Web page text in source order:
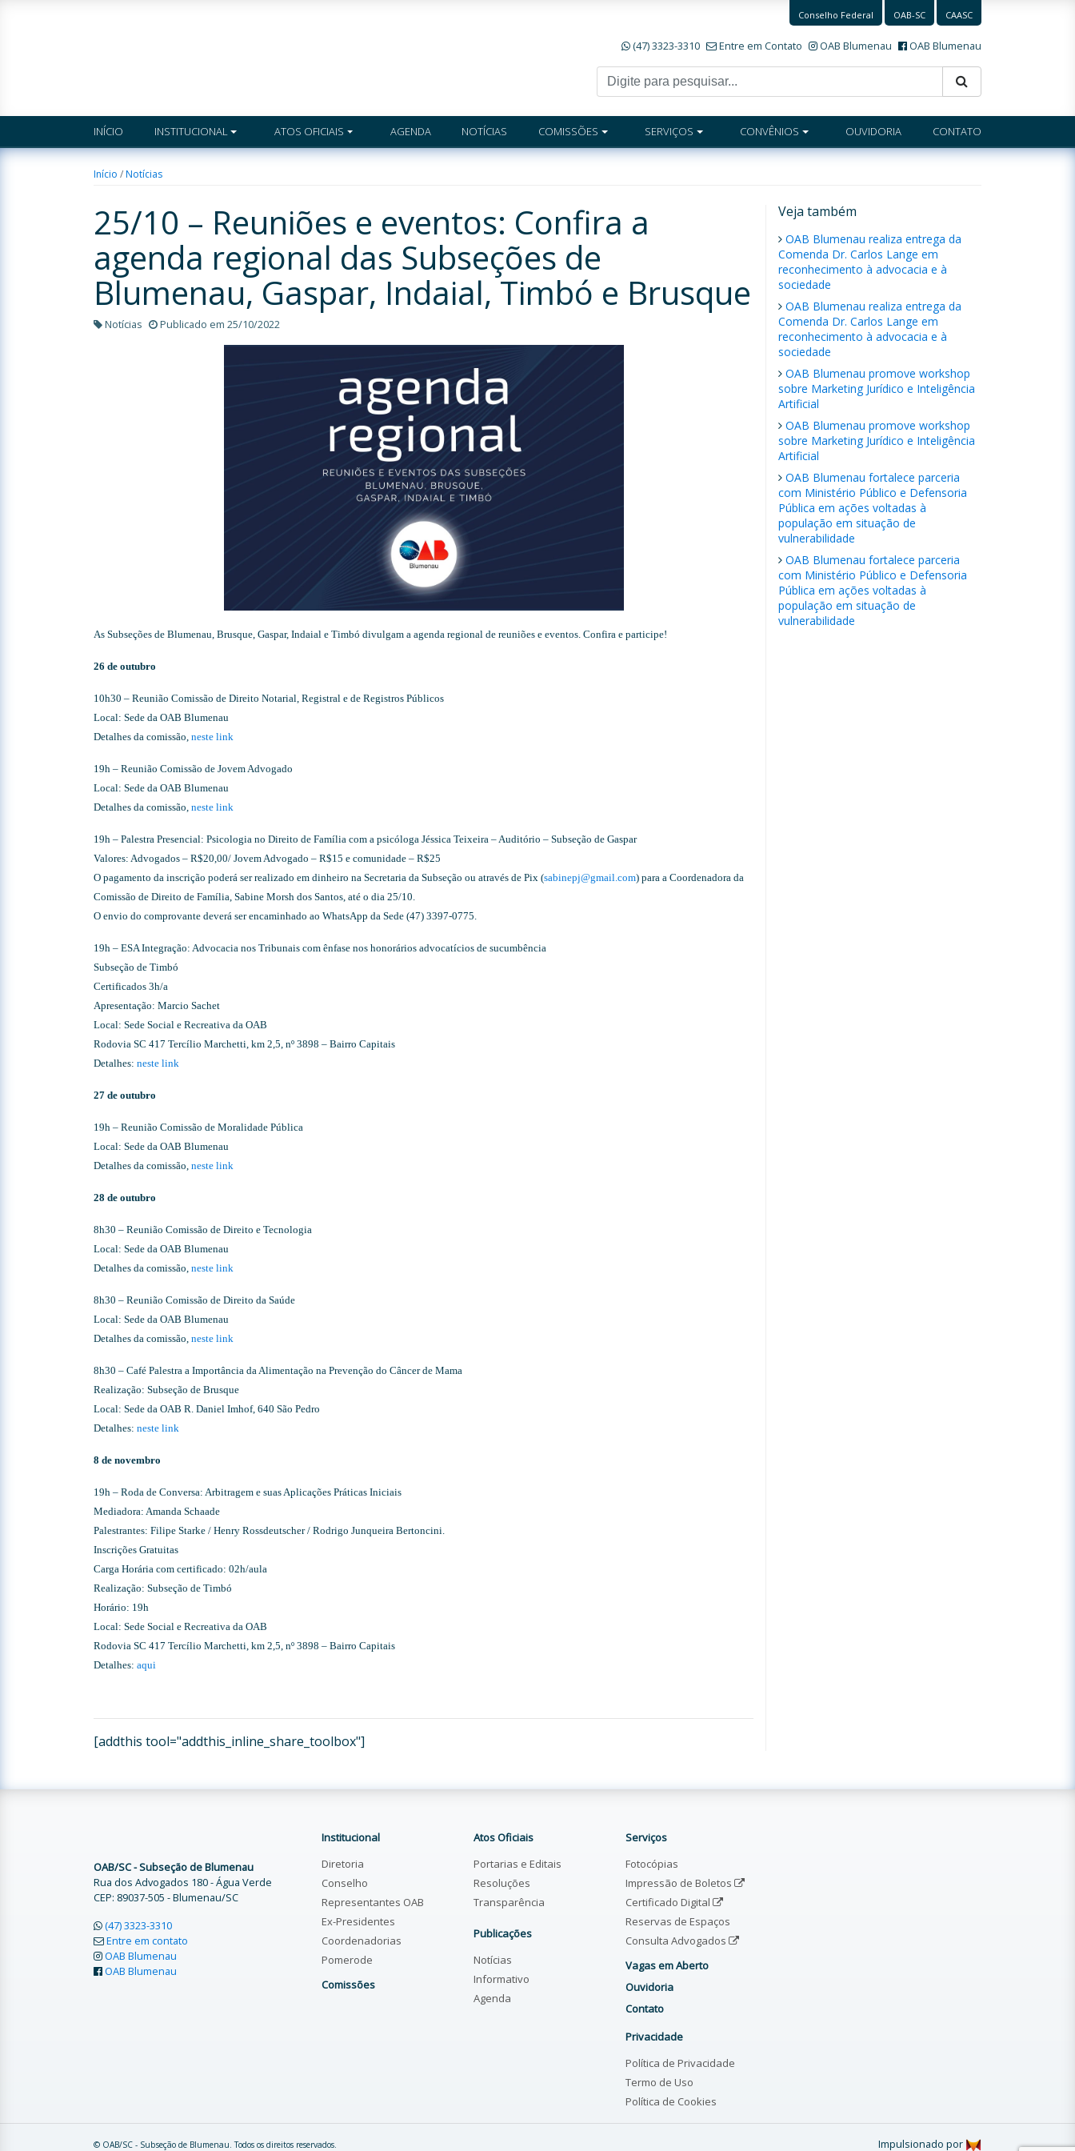
Conselho Federal OAB-SC CAASC
(47) 3323-3310 Entre em Contato OAB Blumenau OAB Blumenau
INÍCIO INSTITUCIONAL ATOS OFICIAIS AGENDA NOTÍCIAS COMISSÕES SERVIÇOS CONVÊNIOS OUVIDORIA CONTATO
Início /Notícias
25/10 – Reuniões e eventos: Confira a
agenda regional das Subseções de
Blumenau, Gaspar, Indaial, Timbó e Brusque
Notícias Publicado em 25/10/2022
As Subseções de Blumenau, Brusque, Gaspar, Indaial e Timbó divulgam a agenda regional de reuniões e eventos. Confira e participe!
26 de outubro
10h30 – Reunião Comissão de Direito Notarial, Registral e de Registros Públicos
Local: Sede da OAB Blumenau
Detalhes da comissão, neste link
19h – Reunião Comissão de Jovem Advogado
Local: Sede da OAB Blumenau
Detalhes da comissão, neste link
19h – Palestra Presencial: Psicologia no Direito de Família com a psicóloga Jéssica Teixeira – Auditório – Subseção de Gaspar
Valores: Advogados – R$20,00/ Jovem Advogado – R$15 e comunidade – R$25
O pagamento da inscrição poderá ser realizado em dinheiro na Secretaria da Subseção ou através de Pix (sabinepj@gmail.com) para a Coordenadora da
Comissão de Direito de Família, Sabine Morsh dos Santos, até o dia 25/10.
O envio do comprovante deverá ser encaminhado ao WhatsApp da Sede (47) 3397-0775.
19h – ESA Integração: Advocacia nos Tribunais com ênfase nos honorários advocatícios de sucumbência
Subseção de Timbó
Certificados 3h/a
Apresentação: Marcio Sachet
Local: Sede Social e Recreativa da OAB
Rodovia SC 417 Tercílio Marchetti, km 2,5, nº 3898 – Bairro Capitais
Detalhes: neste link
27 de outubro
19h – Reunião Comissão de Moralidade Pública
Local: Sede da OAB Blumenau
Detalhes da comissão, neste link
28 de outubro
8h30 – Reunião Comissão de Direito e Tecnologia
Local: Sede da OAB Blumenau
Detalhes da comissão, neste link
8h30 – Reunião Comissão de Direito da Saúde
Local: Sede da OAB Blumenau
Detalhes da comissão, neste link
8h30 – Café Palestra a Importância da Alimentação na Prevenção do Câncer de Mama
Realização: Subseção de Brusque
Local: Sede da OAB R. Daniel Imhof, 640 São Pedro
Detalhes: neste link
8 de novembro
19h – Roda de Conversa: Arbitragem e suas Aplicações Práticas Iniciais
Mediadora: Amanda Schaade
Palestrantes: Filipe Starke / Henry Rossdeutscher / Rodrigo Junqueira Bertoncini.
Inscrições Gratuitas
Carga Horária com certificado: 02h/aula
Realização: Subseção de Timbó
Horário: 19h
Local: Sede Social e Recreativa da OAB
Rodovia SC 417 Tercílio Marchetti, km 2,5, nº 3898 – Bairro Capitais
Detalhes: aqui
[addthis tool="addthis_inline_share_toolbox"]
Veja também
OAB Blumenau realiza entrega da
Comenda Dr. Carlos Lange em
reconhecimento à advocacia e à
sociedade
OAB Blumenau realiza entrega da
Comenda Dr. Carlos Lange em
reconhecimento à advocacia e à
sociedade
OAB Blumenau promove workshop
sobre Marketing Jurídico e Inteligência
Artificial
OAB Blumenau promove workshop
sobre Marketing Jurídico e Inteligência
Artificial
OAB Blumenau fortalece parceria
com Ministério Público e Defensoria
Pública em ações voltadas à
população em situação de
vulnerabilidade
OAB Blumenau fortalece parceria
com Ministério Público e Defensoria
Pública em ações voltadas à
população em situação de
vulnerabilidade
OAB/SC - Subseção de Blumenau
Rua dos Advogados 180 - Água Verde
CEP: 89037-505 - Blumenau/SC
(47) 3323-3310
Entre em contato
OAB Blumenau
OAB Blumenau
Institucional
Diretoria
Conselho
Representantes OAB
Ex-Presidentes
Coordenadorias
Pomerode
Comissões
Atos Oficiais
Portarias e Editais
Resoluções
Transparência
Publicações
Notícias
Informativo
Agenda
Serviços
Fotocópias
Impressão de Boletos
Certificado Digital
Reservas de Espaços
Consulta Advogados
Vagas em Aberto
Ouvidoria
Contato
Privacidade
Política de Privacidade
Termo de Uso
Política de Cookies
© OAB/SC - Subseção de Blumenau. Todos os direitos reservados. Impulsionado por